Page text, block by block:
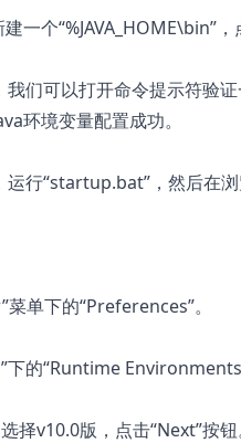
一个“%JAVA_HOME\bin”，
们可以打开命令提示符验
环境变量配置成功。
行“startup.bat”，然后在
单下的“Preferences”。
的“Runtime
v10.0版，点击“Next”按钮